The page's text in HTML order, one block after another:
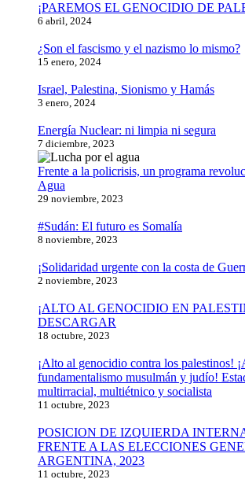
¡PAREMOS EL GENOCIDIO DE
6 abril, 2024
¿Son el fascismo y el nazismo lo mismo?
15 enero, 2024
Israel, Palestina, Sionismo y Hamás
3 enero, 2024
Energía Nuclear: ni limpia ni segura
7 diciembre, 2023
Frente a la policrisis, un programa
Agua
29 noviembre, 2023
#Sudán: El futuro es Somalía
8 noviembre, 2023
¡Solidaridad urgente con la costa de
2 noviembre, 2023
¡ALTO AL GENOCIDIO EN
DESCARGAR
18 octubre, 2023
¡Alto al genocidio contra los palestinos!
fundamentalismo musulmán y judío!
multirracial, multiétnico y socialista
11 octubre, 2023
POSICION DE IZQUIERDA
FRENTE A LAS ELECCIONES
ARGENTINA, 2023
11 octubre, 2023